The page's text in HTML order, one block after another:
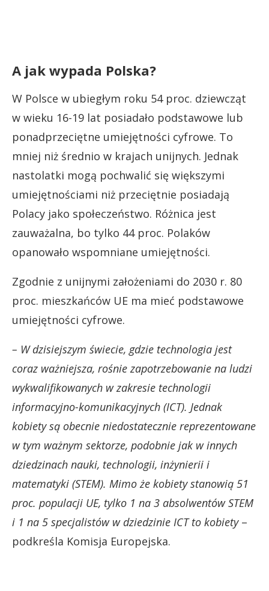
A jak wypada Polska?
W Polsce w ubiegłym roku 54 proc. dziewcząt
w wieku 16-19 lat posiadało podstawowe lub
ponadprzeciętne umiejętności cyfrowe. To
mniej niż średnio w krajach unijnych. Jednak
nastolatki mogą pochwalić się większymi
umiejętnościami niż przeciętnie posiadają
Polacy jako społeczeństwo. Różnica jest
zauważalna, bo tylko 44 proc. Polaków
opanowało wspomniane umiejętności.
Zgodnie z unijnymi założeniami do 2030 r. 80
proc. mieszkańców UE ma mieć podstawowe
umiejętności cyfrowe.
– W dzisiejszym świecie, gdzie technologia jest
coraz ważniejsza, rośnie zapotrzebowanie na ludzi
wykwalifikowanych w zakresie technologii
informacyjno-komunikacyjnych (ICT). Jednak
kobiety są obecnie niedostatecznie reprezentowane
w tym ważnym sektorze, podobnie jak w innych
dziedzinach nauki, technologii, inżynierii i
matematyki (STEM). Mimo że kobiety stanowią 51
proc. populacji UE, tylko 1 na 3 absolwentów STEM
i 1 na 5 specjalistów w dziedzinie ICT to kobiety–
podkreśla Komisja Europejska.